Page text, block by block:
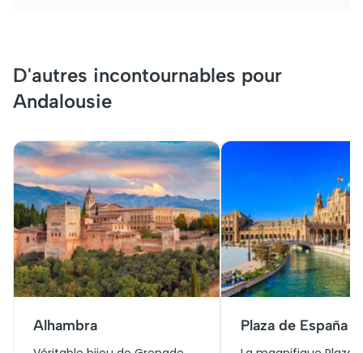
D'autres incontournables pour
Andalousie
Alhambra Plaza de España